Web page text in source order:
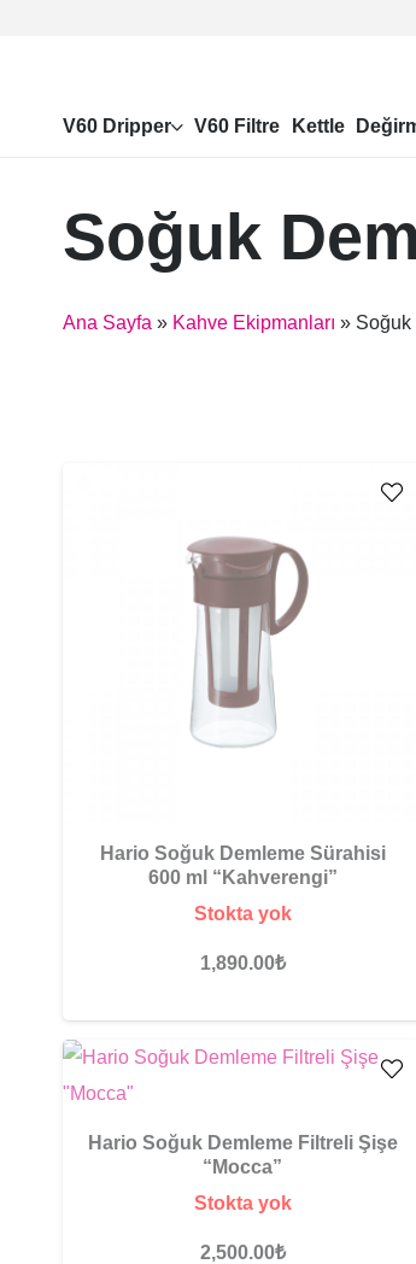
V60 Dripper V60 Filtre Kettle
Soğuk
Ana Sayfa » Kahve Ekipmanları » Soğuk
Hario Soğuk Demleme Sürahisi
600 ml “Kahverengi”
Stokta yok
1,890.00₺
Hario Soğuk Demleme Filtreli Şişe
“Mocca”
Stokta yok
2,500.00₺